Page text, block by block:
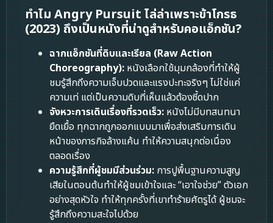
ทำไม Angry Pursuit ไล่ล่าเพราะข้าโกรธ
(2023) ถึงเป็นหนังที่น่าดูสำหรับคอแอ็กชัน?
ฉากแอ็กชันที่ดิบและเรียล (Raw Action
Choreography): หนังเลือกใช้มุมกล้องที่ทำให้ผู้
ชมรู้สึกถึงความเจ็บปวดและแรงปะทะจริงๆ ไม่ใช่แค่
ความเท่ แต่เป็นความดิบที่เห็นแล้วต้องซี้ดปาก
จังหวะการเดินเรื่องที่รวดเร็ว: หนังไม่มีบทสนทนา
ยืดเยื้อ ทุกฉากถูกออกแบบมาเพื่อส่งเสริมการเดิน
หน้าของภารกิจล้างแค้น ทำให้ความสนุกต่อเนื่อง
ตลอดเรื่อง
ความรู้สึกที่ผู้ชมมีส่วนร่วม: การปูพื้นฐานความสูญ
เสียในตอนต้นทำให้ผู้ชมเข้าใจและ “เอาใจช่วย” ตัวเอก
อย่างสุดหัวใจ ทำให้ทุกครั้งที่เขาทำร้ายศัตรูได้ ผู้ชมจะ
รู้สึกถึงความสะใจไปด้วย